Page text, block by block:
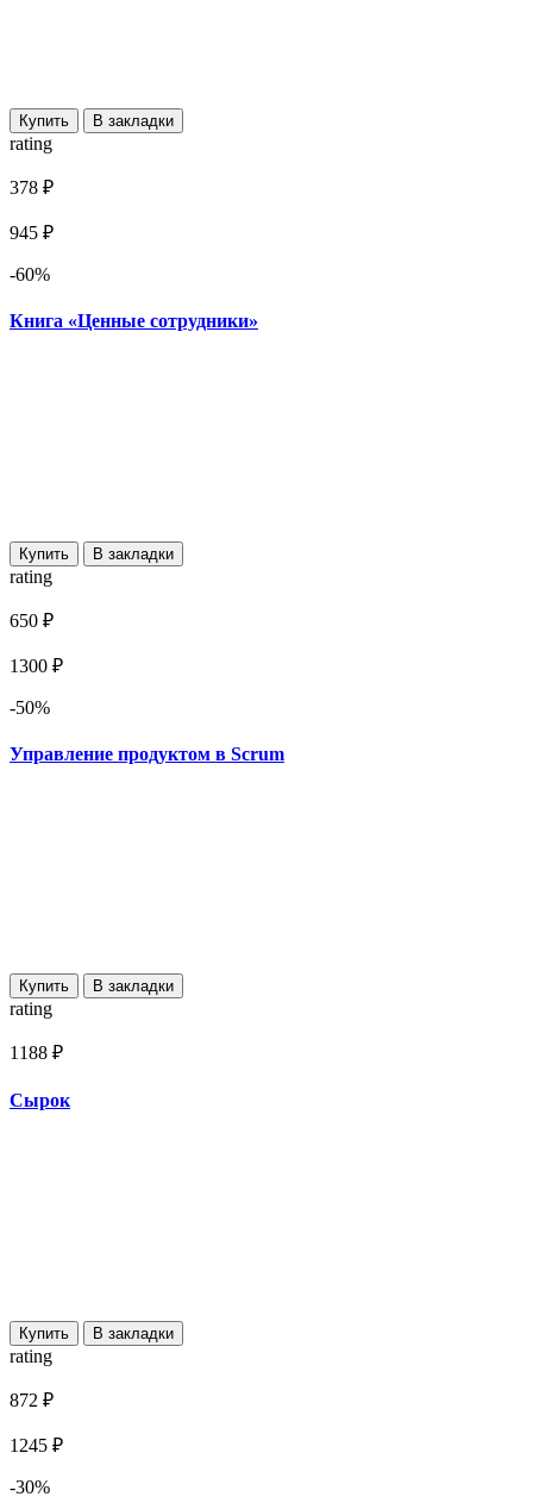
Купить В закладки
rating
378 ₽
945 ₽
-60%
Книга «Ценные сотрудники»
Купить В закладки
rating
650 ₽
1300 ₽
-50%
Управление продуктом в Scrum
Купить В закладки
rating
1188 ₽
Сырок
Купить В закладки
rating
872 ₽
1245 ₽
-30%